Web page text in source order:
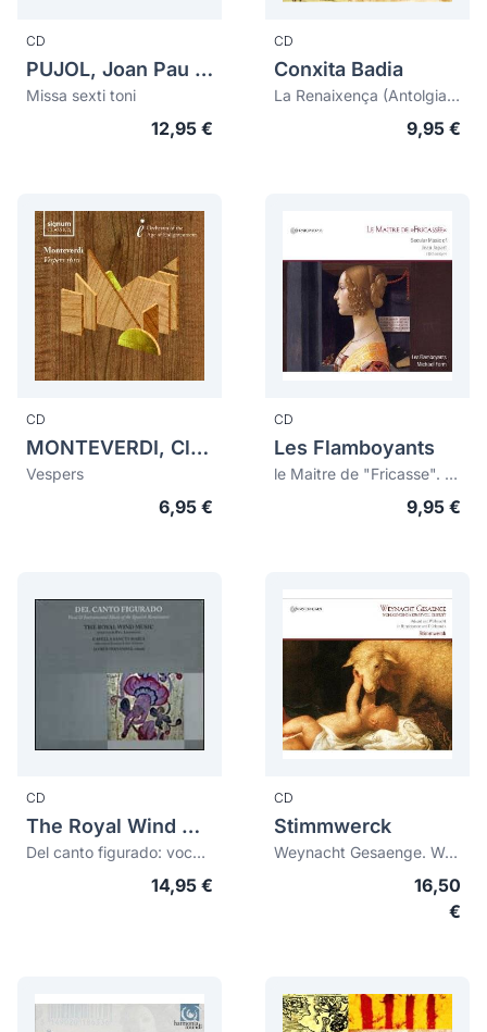
CD
PUJOL, Joan Pau (1573?-1626)
Missa sexti toni
12,95 €
CD
Conxita Badia
La Renaixença (Antolgia Històrica de la Música Catalana)
9,95 €
CD
MONTEVERDI, Claudio (1567-1643)
Vespers
6,95 €
CD
Les Flamboyants
le Maitre de "Fricasse". Secular Music of Jean Japart (15th century)
9,95 €
CD
The Royal Wind Music
Del canto figurado: vocal & instrumental music of the spanish renaissance
14,95 €
CD
Stimmwerck
Weynacht Gesaenge. Wohlklingend & kunstvoll gesetzet
16,50
€